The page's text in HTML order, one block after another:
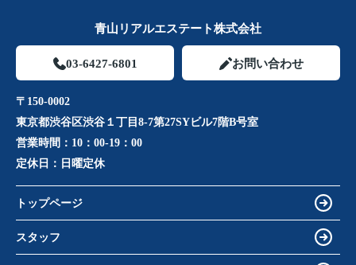
青山リアルエステート株式会社
03-6427-6801 お問い合わせ
〒150-0002
東京都渋谷区渋谷１丁目8-7第27SYビル7階B号室
営業時間： 10：00-19：00
定休日： 日曜定休
トップページ
スタッフ